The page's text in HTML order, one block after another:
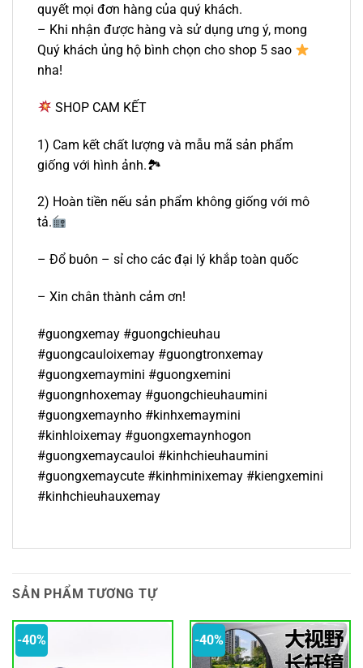
quyết mọi đơn hàng của quý khách.
– Khi nhận được hàng và sử dụng ưng ý, mong
Quý khách ủng hộ bình chọn cho shop 5 sao
nha!
SHOP CAM KẾT
1) Cam kết chất lượng và mẫu mã sản phẩm
giống với hình ảnh.🏞
2) Hoàn tiền nếu sản phẩm không giống với mô
tả.
– Đổ buôn – sỉ cho các đại lý khắp toàn quốc
– Xin chân thành cảm ơn!
#guongxemay #guongchieuhau
#guongcauloixemay #guongtronxemay
#guongxemaymini #guongxemini
#guongnhoxemay #guongchieuhaumini
#guongxemaynho #kinhxemaymini
#kinhloixemay #guongxemaynhogon
#guongxemaycauloi #kinhchieuhaumini
#guongxemaycute #kinhminixemay #kiengxemini
#kinhchieuhauxemay
SẢN PHẨM TƯƠNG TỰ
-40% -40%